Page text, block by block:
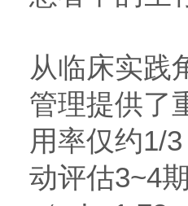
从临床实践
管理提供了
用率仅约1/
动评估3~4